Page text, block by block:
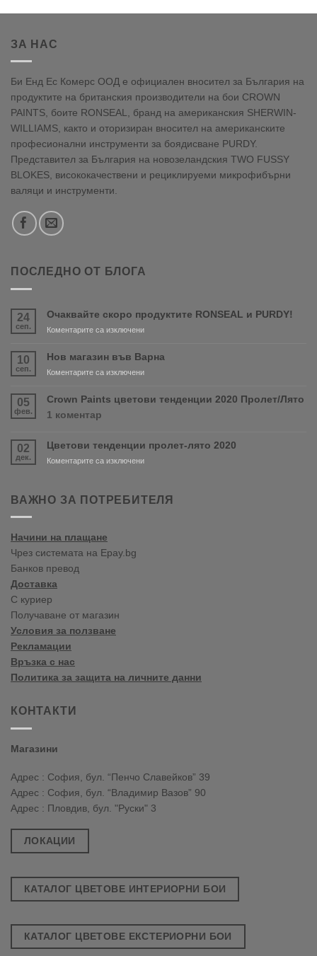
ЗА НАС
Би Енд Ес Комерс ООД е официален вносител за България на
продуктите на британския производители на бои CROWN
PAINTS, боите RONSEAL, бранд на американския SHERWIN-
WILLIAMS, както и оторизиран вносител на американските
професионални инструменти за боядисване PURDY.
Представител за България на новозеландския TWO FUSSY
BLOKES, висококачествени и рециклируеми микрофибърни
валяци и инструменти.
ПОСЛЕДНО ОТ БЛОГА
24
сеп.
Очаквайте скоро продуктите RONSEAL и PURDY!
Коментарите са изключениза
продуктите
RONSEAL
PURDY!
10
сеп.
Нов магазин във Варна
Коментарите са изключениза
05
фев.
Crown Paints цветови тенденции 2020 Пролет/Лято
1 коментар
цветови
тенденции
Лято
02
дек.
Цветови тенденции пролет-лято 2020
Коментарите са изключениза
пролет-
ВАЖНО ЗА ПОТРЕБИТЕЛЯ
Начини на плащане
Чрез системата на Epay.bg
Банков превод
Доставка
С куриер
Получаване от магазин
Условия за ползване
Рекламации
Връзка с нас
Политика за защита на личните данни
КОНТАКТИ
Магазини
Адрес : София, бул. “Пенчо Славейков” 39
Адрес : София, бул. “Владимир Вазов” 90
Адрес : Пловдив, бул. "Руски" 3
ЛОКАЦИИ
КАТАЛОГ ЦВЕТОВЕ ИНТЕРИОРНИ БОИ
КАТАЛОГ ЦВЕТОВЕ ЕКСТЕРИОРНИ БОИ